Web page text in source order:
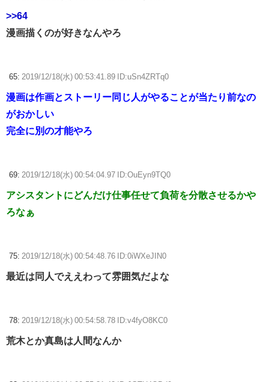
>>64
漫画描くのが好きなんやろ
65: 2019/12/18(水) 00:53:41.89 ID:uSn4ZRTq0
漫画は作画とストーリー同じ人がやることが当たり前なの
がおかしい
完全に別の才能やろ
69: 2019/12/18(水) 00:54:04.97 ID:OuEyn9TQ0
アシスタントにどんだけ仕事任せて負荷を分散させるかや
ろなぁ
75: 2019/12/18(水) 00:54:48.76 ID:0iWXeJIN0
最近は同人でええわって雰囲気だよな
78: 2019/12/18(水) 00:54:58.78 ID:v4fyO8KC0
荒木とか真島は人間なんか